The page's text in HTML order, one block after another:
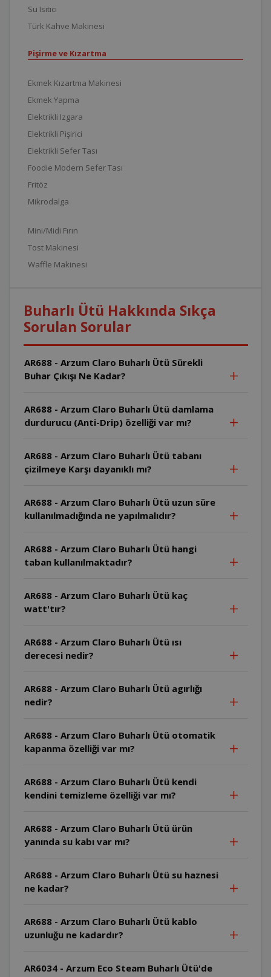
Su Isıtıcı
Türk Kahve Makinesi
Pişirme ve Kızartma
Ekmek Kızartma Makinesi
Ekmek Yapma
Elektrikli Izgara
Elektrikli Pişirici
Elektrikli Sefer Tası
Foodie Modern Sefer Tası
Fritöz
Mikrodalga
Mini/Midi Fırın
Tost Makinesi
Waffle Makinesi
Buharlı Ütü Hakkında Sıkça
Sorulan Sorular
AR688 - Arzum Claro Buharlı Ütü Sürekli
Buhar Çıkışı Ne Kadar?
AR688 - Arzum Claro Buharlı Ütü damlama
durdurucu (Anti-Drip) özelliği var mı?
AR688 - Arzum Claro Buharlı Ütü tabanı
çizilmeye Karşı dayanıklı mı?
AR688 - Arzum Claro Buharlı Ütü uzun süre
kullanılmadığında ne yapılmalıdır?
AR688 - Arzum Claro Buharlı Ütü hangi
taban kullanılmaktadır?
AR688 - Arzum Claro Buharlı Ütü kaç
watt'tır?
AR688 - Arzum Claro Buharlı Ütü ısı
derecesi nedir?
AR688 - Arzum Claro Buharlı Ütü agırlığı
nedir?
AR688 - Arzum Claro Buharlı Ütü otomatik
kapanma özelliği var mı?
AR688 - Arzum Claro Buharlı Ütü kendi
kendini temizleme özelliği var mı?
AR688 - Arzum Claro Buharlı Ütü ürün
yanında su kabı var mı?
AR688 - Arzum Claro Buharlı Ütü su haznesi
ne kadar?
AR688 - Arzum Claro Buharlı Ütü kablo
uzunluğu ne kadardır?
AR6034 - Arzum Eco Steam Buharlı Ütü'de